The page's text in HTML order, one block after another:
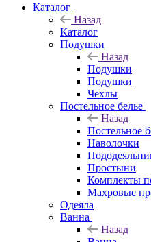
Каталог
Назад
Каталог
Подушки
Назад
Подушки
Подушки
Чехлы
Постельное белье
Назад
Постельное
Наволочки
Простыни
Комплекты
Махровые
Одеяла
Ванна
Назад